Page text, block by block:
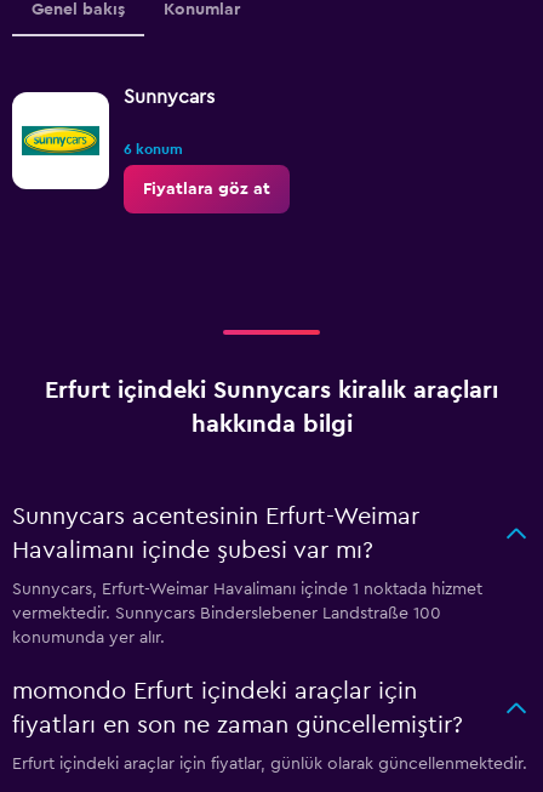
Genel bakış Konumlar
Sunnycars
6 konum
Fiyatlara göz at
Erfurt içindeki Sunnycars kiralık araçları
hakkında bilgi
Sunnycars acentesinin Erfurt-Weimar
Havalimanı içinde şubesi var mı?
Sunnycars, Erfurt-Weimar Havalimanı içinde 1 noktada hizmet
vermektedir. Sunnycars Binderslebener Landstraße 100
konumunda yer alır.
momondo Erfurt içindeki araçlar için
fiyatları en son ne zaman güncellemiştir?
Erfurt içindeki araçlar için fiyatlar, günlük olarak güncellenmektedir.